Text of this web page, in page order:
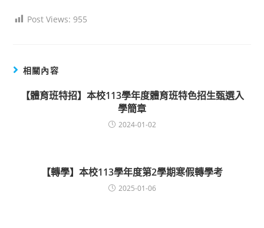
Post Views: 955
相關內容
【體育班特招】本校113學年度體育班特色招生甄選入
學簡章
2024-01-02
【轉學】本校113學年度第2學期寒假轉學考
2025-01-06